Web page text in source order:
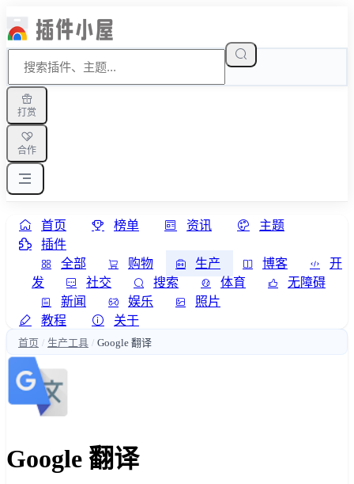
打赏
合作
首页 榜单 资讯
主题
插件
全部
购物 生产 博客
开
发
社交 搜索 体育
无障碍
新闻
娱乐
照片
教程
关于
首页 / 生产工具 / Google 翻译
Google 翻译